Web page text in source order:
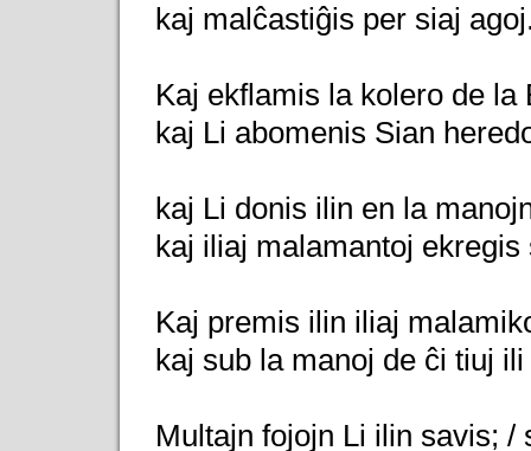
kaj malĉastiĝis per siaj
Kaj ekflamis la kolero de la
kaj Li abomenis Sian
kaj Li donis ilin en la
kaj iliaj malamantoj ekregis
Kaj premis ilin iliaj
kaj sub la manoj de ĉi tiuj
Multajn fojojn Li ilin savis;